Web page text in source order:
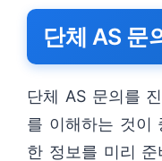
단체 AS 문
단체 AS 문의를
를 이해하는 것이
한 정보를 미리